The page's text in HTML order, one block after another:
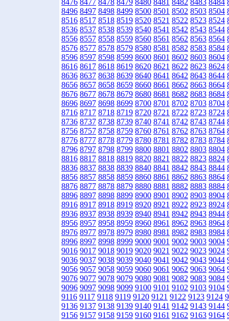
8476 8477 8478 8479 8480 8481 8482 8483 8484
8496 8497 8498 8499 8500 8501 8502 8503 8504
8516 8517 8518 8519 8520 8521 8522 8523 8524
8536 8537 8538 8539 8540 8541 8542 8543 8544
8556 8557 8558 8559 8560 8561 8562 8563 8564
8576 8577 8578 8579 8580 8581 8582 8583 8584
8596 8597 8598 8599 8600 8601 8602 8603 8604
8616 8617 8618 8619 8620 8621 8622 8623 8624
8636 8637 8638 8639 8640 8641 8642 8643 8644
8656 8657 8658 8659 8660 8661 8662 8663 8664
8676 8677 8678 8679 8680 8681 8682 8683 8684
8696 8697 8698 8699 8700 8701 8702 8703 8704
8716 8717 8718 8719 8720 8721 8722 8723 8724
8736 8737 8738 8739 8740 8741 8742 8743 8744
8756 8757 8758 8759 8760 8761 8762 8763 8764
8776 8777 8778 8779 8780 8781 8782 8783 8784
8796 8797 8798 8799 8800 8801 8802 8803 8804
8816 8817 8818 8819 8820 8821 8822 8823 8824
8836 8837 8838 8839 8840 8841 8842 8843 8844
8856 8857 8858 8859 8860 8861 8862 8863 8864
8876 8877 8878 8879 8880 8881 8882 8883 8884
8896 8897 8898 8899 8900 8901 8902 8903 8904
8916 8917 8918 8919 8920 8921 8922 8923 8924
8936 8937 8938 8939 8940 8941 8942 8943 8944
8956 8957 8958 8959 8960 8961 8962 8963 8964
8976 8977 8978 8979 8980 8981 8982 8983 8984
8996 8997 8998 8999 9000 9001 9002 9003 9004
9016 9017 9018 9019 9020 9021 9022 9023 9024
9036 9037 9038 9039 9040 9041 9042 9043 9044
9056 9057 9058 9059 9060 9061 9062 9063 9064
9076 9077 9078 9079 9080 9081 9082 9083 9084
9096 9097 9098 9099 9100 9101 9102 9103 9104
9116 9117 9118 9119 9120 9121 9122 9123 9124
9136 9137 9138 9139 9140 9141 9142 9143 9144
9156 9157 9158 9159 9160 9161 9162 9163 9164